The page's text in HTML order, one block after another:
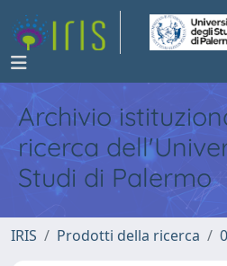
Archivio
ricerca
Studi di Palermo
IRIS Prodotti della ricerca